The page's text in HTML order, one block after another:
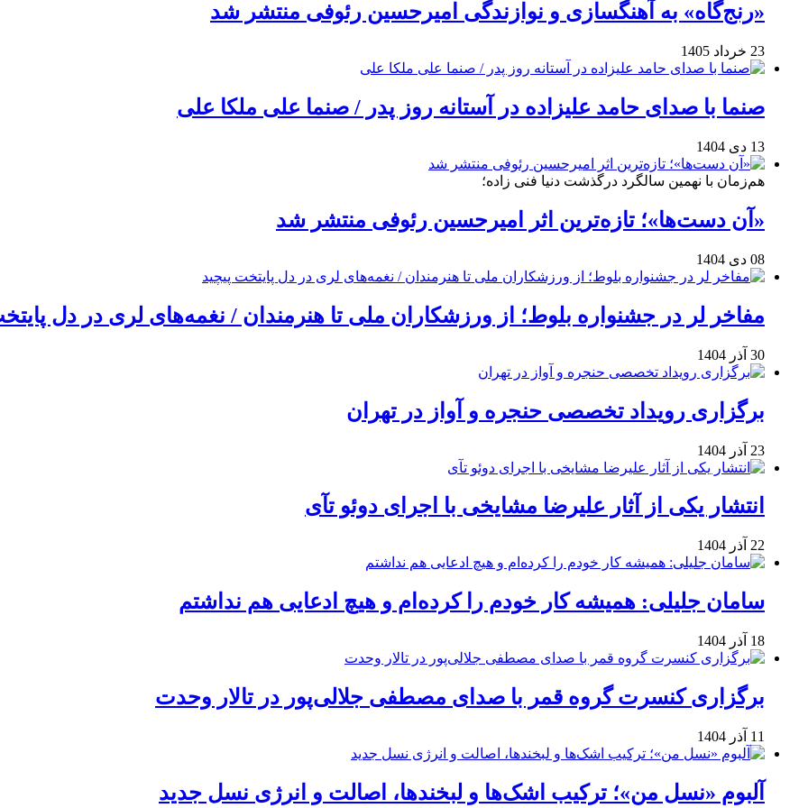
«رنج‌گاه» به آهنگسازی و نوازندگی امیرحسین رئوفی منتشر شد
23 خرداد 1405
صنما با صدای حامد علیزاده در آستانه روز پدر / صنما علی ملکا علی
13 دی 1404
هم‌زمان با نهمین سالگرد درگذشت دنیا فنی زاده؛
«آن دست‌ها»؛ تازه‌ترین اثر امیرحسین رئوفی منتشر شد
08 دی 1404
مفاخر لر در جشنواره بلوط؛ از ورزشکاران ملی تا هنرمندان / نغمه‌های لری در دل
30 آذر 1404
برگزاری رویداد تخصصی حنجره و آواز در تهران
23 آذر 1404
انتشار یکی از آثار علیرضا مشایخی با اجرای دوئو تآی
22 آذر 1404
سامان جلیلی: همیشه کار خودم را کرده‌ام و هیچ ادعایی هم نداشتم
18 آذر 1404
برگزاری کنسرت گروه قمر با صدای مصطفی جلالی‌پور در تالار وحدت
11 آذر 1404
آلبوم «نسل من»؛ ترکیب اشک‌ها و لبخندها، اصالت و انرژی نسل جدید